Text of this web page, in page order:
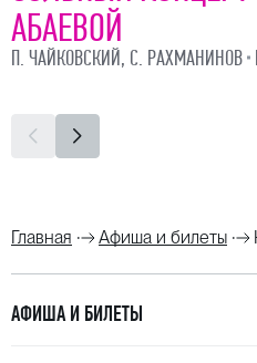
АБАЕВОЙ
П. ЧАЙКОВСКИЙ, С. РАХМАНИНОВ
Главная Афиша и билеты
АФИША И БИЛЕТЫ